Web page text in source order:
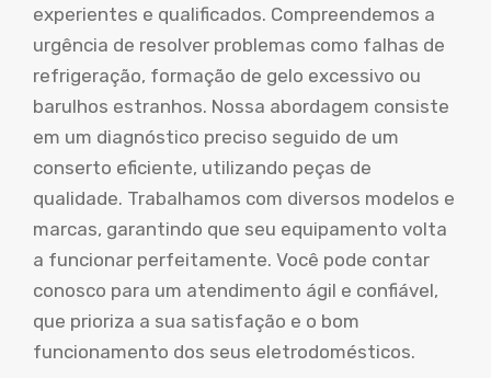
experientes e qualificados. Compreendemos a
urgência de resolver problemas como falhas de
refrigeração, formação de gelo excessivo ou
barulhos estranhos. Nossa abordagem consiste
em um diagnóstico preciso seguido de um
conserto eficiente, utilizando peças de
qualidade. Trabalhamos com diversos modelos e
marcas, garantindo que seu equipamento volta
a funcionar perfeitamente. Você pode contar
conosco para um atendimento ágil e confiável,
que prioriza a sua satisfação e o bom
funcionamento dos seus eletrodomésticos.